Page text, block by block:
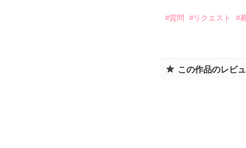
#質問 #リクエスト #
この作品のレビ